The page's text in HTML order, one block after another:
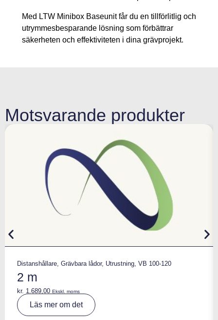
Med LTW Minibox Baseunit får du en tillförlitlig och
utrymmesbesparande lösning som förbättrar
säkerheten och effektiviteten i dina grävprojekt.
Motsvarande produkter
Distanshållare, Grävbara lådor, Utrustning, VB 100-120
2 m
kr. 1.689,00 Ekskl. moms
Läs mer om det